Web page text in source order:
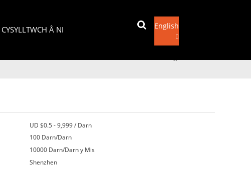
CYSYLLTWCH Â NI English
UD $0.5 - 9,999 / Darn
100 Darn/Darn
10000 Darn/Darn y Mis
Shenzhen
Anfon e-bost
x